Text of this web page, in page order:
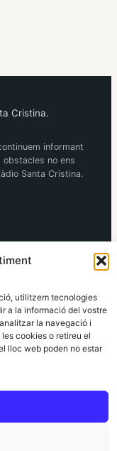
utilitzem tecnologies
a la informació del vostre
la navegació i
cookies o retireu el
lloc web poden no estar
Cristina.
informant
no ens
Santa Cristina.